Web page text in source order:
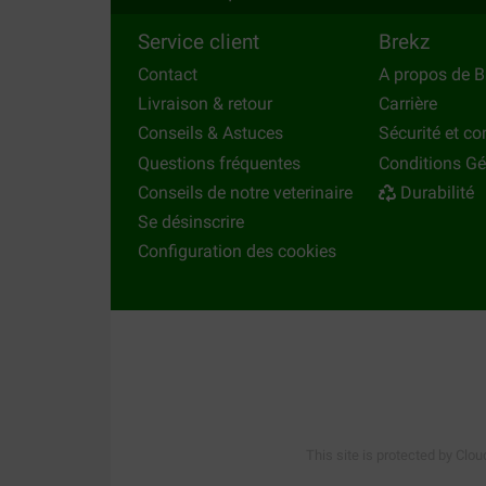
A lire avant l'utilisation de Royal
Les besoins spécifiques de chaque animal
le avec votre vétérinaire. Nous vous
Nous vous conseillons d'emmener votre chien
l’utilisation de Royal Canin alimentation
Autre marque?
Etes-vous à la recherche d'une marque
Service client
Contact
Livraison & retour
Conseils & Astuces
Questions fréquentes
Conseils de notre veterinaire
Se désinscrire
Configuration des cookies
Brekz
A propos de
Carrière
Sécurité et
Conditions
Durabilité